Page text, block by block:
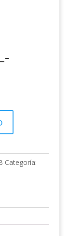
Categoría: